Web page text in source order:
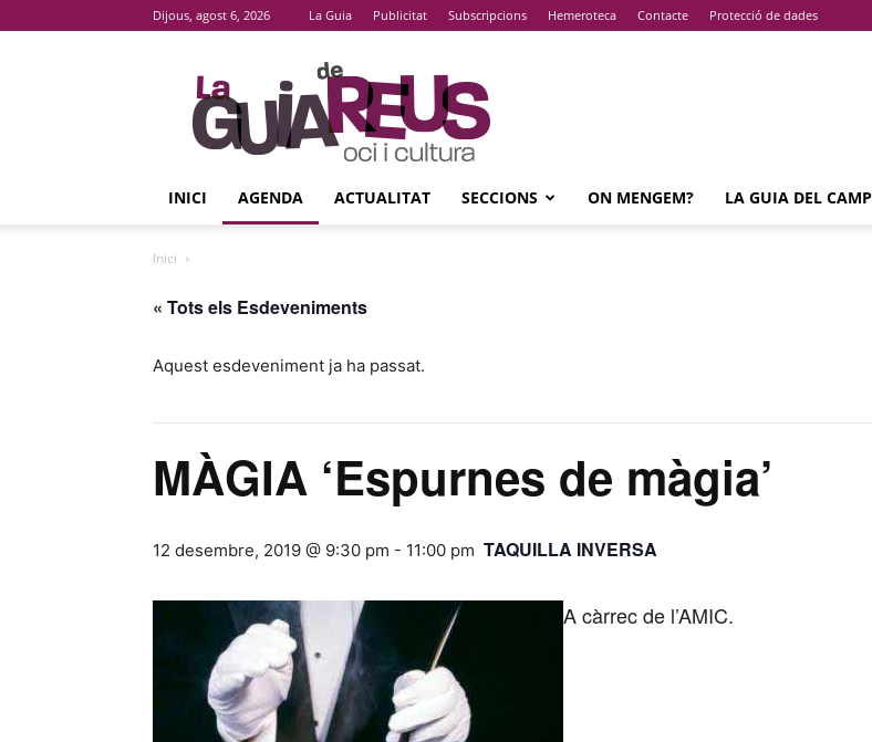
Dijous, agost 6, 2026 La Guia Publicitat Subscripcions Hemeroteca Contacte Protecció de dades
La
Guia
De
Reus
INICI AGENDA ACTUALITAT SECCIONS ON MENGEM? LA GUIA DEL CAMP
Inici
« Tots els Esdeveniments
Aquest esdeveniment ja ha passat.
MÀGIA ‘Espurnes de màgia’
12 desembre, 2019 @ 9:30 pm - 11:00 pm TAQUILLA INVERSA
A càrrec de l’AMIC.